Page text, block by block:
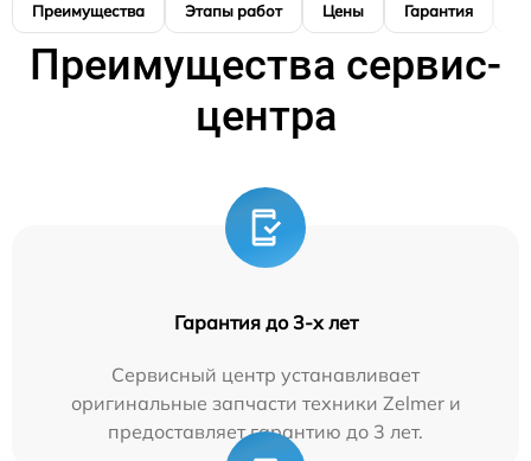
Преимущества Этапы работ Цены Гарантия
Преимущества сервис-
центра
Гарантия до 3-х лет
Сервисный центр устанавливает
оригинальные запчасти техники Zelmer и
предоставляет гарантию до 3 лет.